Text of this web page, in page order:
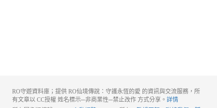
RO守遊資料庫；提供 RO仙境傳說：守護永恆的愛 的資訊與交流服務，所
有文章以 CC授權 姓名標示─非商業性─禁止改作 方式分享。 詳情